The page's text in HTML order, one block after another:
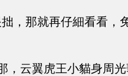
拙，那就再仔細看看，
，云翼虎王小貓身周